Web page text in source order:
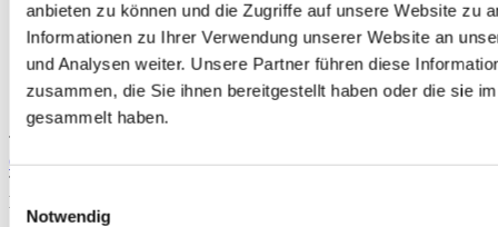
anbieten zu können und die Zugriffe auf unsere Website zu
Informationen zu Ihrer Verwendung unserer Website an
und Analysen weiter. Unsere Partner führen diese
zusammen, die Sie ihnen bereitgestellt haben oder die sie
gesammelt haben.
Einwilligungsauswahl
Notwendig
TIPP
OEM Honda 1 liter Getriebe Öl MTF3 (universal Honda)
Teilenummer: MTF3
Du sparst